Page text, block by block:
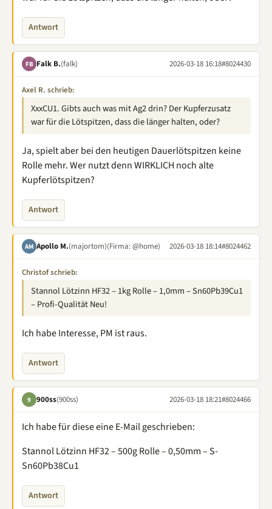
Antwort
FB Falk B.(falk) 2026-03-18 16:18#8024430
Axel R. schrieb:
XxxCU1. Gibts auch was mit Ag2 drin? Der Kupferzusatz
war für die Lötspitzen, dass die länger halten, oder?
Ja, spielt aber bei den heutigen Dauerlötspitzen keine
Rolle mehr. Wer nutzt denn WIRKLICH noch alte
Kupferlötspitzen?
Antwort
AM Apollo M.(majortom)(Firma: @home) 2026-03-18 18:14#8024462
Christof schrieb:
Stannol Lötzinn HF32 – 1kg Rolle – 1,0mm – Sn60Pb39Cu1
– Profi-Qualität Neu!
Ich habe Interesse, PM ist raus.
Antwort
9 900ss(900ss) 2026-03-18 18:21#8024466
Ich habe für diese eine E-Mail geschrieben:
Stannol Lötzinn HF32 – 500g Rolle – 0,50mm – S-
Sn60Pb38Cu1
Antwort